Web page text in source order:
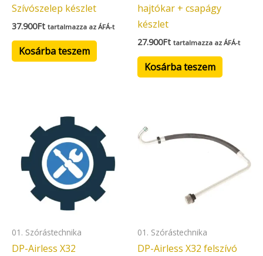
Szívószelep készlet
37.900Ft tartalmazza az ÁFÁ-t
Kosárba teszem
hajtókar + csapágy
készlet
27.900Ft tartalmazza az ÁFÁ-t
Kosárba teszem
01. Szórástechnika
DP-Airless X32
01. Szórástechnika
DP-Airless X32 felszívó